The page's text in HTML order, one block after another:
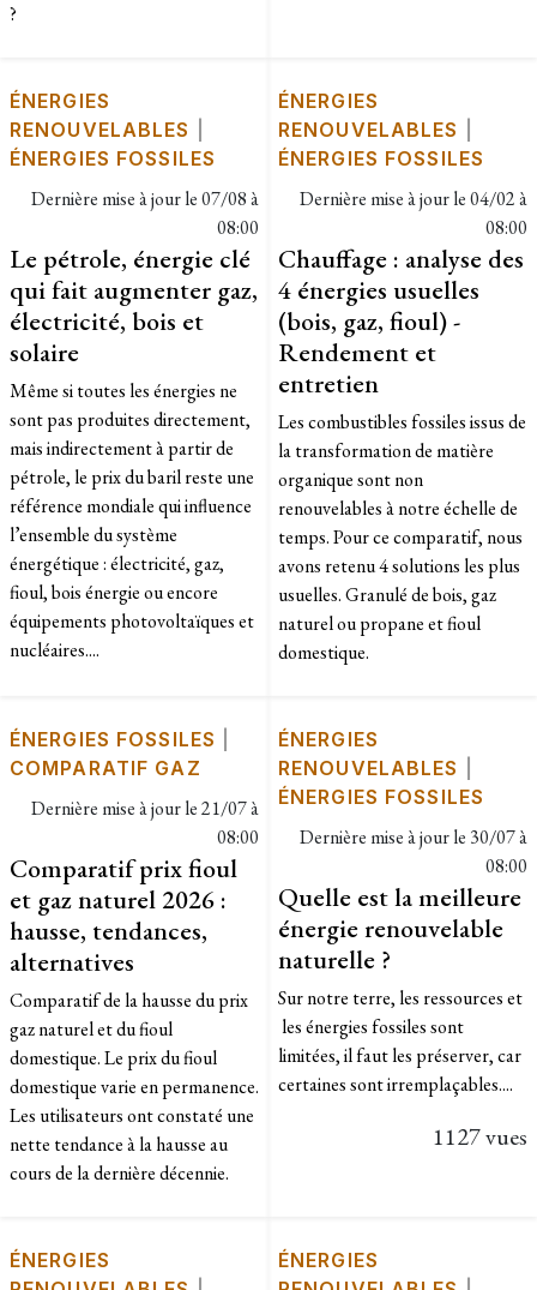
?
ÉNERGIES
RENOUVELABLES
ÉNERGIES FOSSILES
Dernière mise à jour le07/08 à
08:00
Le pétrole, énergie clé
qui fait augmenter gaz,
électricité, bois et
solaire
Même si toutes les énergies ne
sont pas produites directement,
mais indirectement à partir de
pétrole, le prix du baril reste une
référence mondiale qui influence
l’ensemble du système
énergétique : électricité, gaz,
fioul, bois énergie ou encore
équipements photovoltaïques et
nucléaires....
ÉNERGIES
RENOUVELABLES
ÉNERGIES FOSSILES
Dernière mise à jour le04/02 à
08:00
Chauffage : analyse des
4 énergies usuelles
(bois, gaz, fioul) -
Rendement et
entretien
Les combustibles fossiles issus de
la transformation de matière
organique sont non
renouvelables à notre échelle de
temps. Pour ce comparatif, nous
avons retenu 4 solutions les plus
usuelles. Granulé de bois, gaz
naturel ou propane et fioul
domestique.
ÉNERGIES FOSSILES
COMPARATIF GAZ
Dernière mise à jour le21/07 à
08:00
Comparatif prix fioul
et gaz naturel 2026 :
hausse, tendances,
alternatives
Comparatif de la hausse du prix
gaz naturel et du fioul
domestique. Le prix du fioul
domestique varie en permanence.
Les utilisateurs ont constaté une
nette tendance à la hausse au
cours de la dernière décennie.
ÉNERGIES
RENOUVELABLES
ÉNERGIES FOSSILES
Dernière mise à jour le 30/07 à
08:00
Quelle est la meilleure
énergie renouvelable
naturelle ?
Sur notre terre, les ressources et
les énergies fossiles sont
limitées, il faut les préserver, car
certaines sont irremplaçables....
1127 vues
ÉNERGIES
ÉNERGIES